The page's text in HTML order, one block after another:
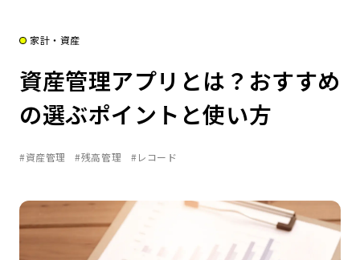
家計・資産
資産管理アプリとは？おすすめ
の選ぶポイントと使い方
#資産管理 #残高管理 #レコード